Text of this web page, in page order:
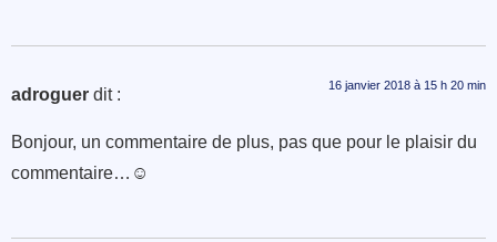
adroguer dit : 16 janvier 2018 à 15 h 20 min
Bonjour, un commentaire de plus, pas que pour le plaisir du
commentaire…☺️